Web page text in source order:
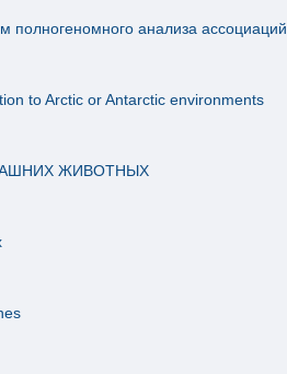
полногеномного анализа ассоциаций
to Arctic or Antarctic environments
ЖИВОТНЫХ